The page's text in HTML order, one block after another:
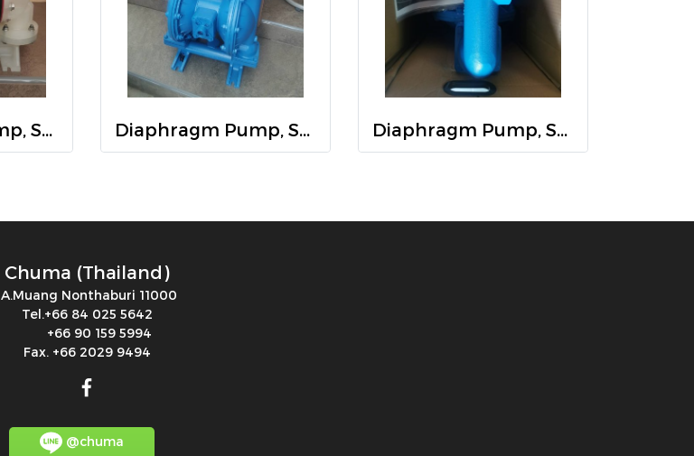
Diaphragm Pump, Sandpiper, S1FB3P2PPUS000 Diaphragm Pump, Sandpiper, S15B1AGTABS600 Diaphragm Pump, Sandpiper, S20B1AGTANS600
Chuma (Thailand)
A.Muang Nonthaburi 11000
Tel.+66 84 025 5642
+66 90 159 5994
Fax. +66 2029 9494
@chuma